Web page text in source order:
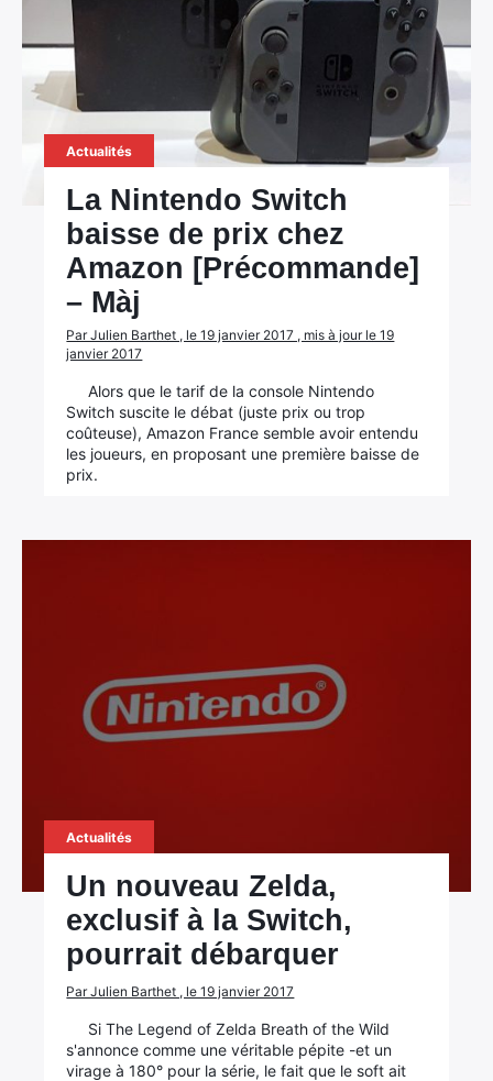
Actualités
La Nintendo Switch
baisse de prix chez
Amazon [Précommande]
– Màj
Par Julien Barthet , le 19 janvier 2017 , mis à jour le 19
janvier 2017
Alors que le tarif de la console Nintendo
Switch suscite le débat (juste prix ou trop
coûteuse), Amazon France semble avoir entendu
les joueurs, en proposant une première baisse de
prix.
Actualités
Un nouveau Zelda,
exclusif à la Switch,
pourrait débarquer
Par Julien Barthet , le 19 janvier 2017
Si The Legend of Zelda Breath of the Wild
s'annonce comme une véritable pépite -et un
virage à 180° pour la série, le fait que le soft ait